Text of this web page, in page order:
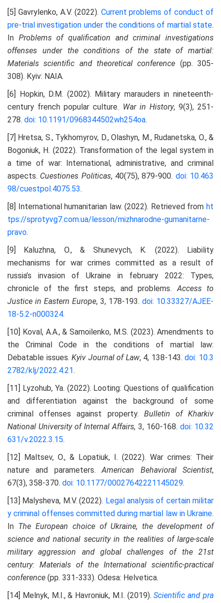
[5] Gavrylenko, A.V. (2022). Current problems of conduct of
pre-trial investigation under the conditions of martial state.
In Problems of qualification and criminal investigations
offenses under the conditions of the state of martial:
Materials scientific and theoretical conference (pp. 305-
308). Kyiv: NAIA.
[6] Hopkin, D.M. (2002). Military marauders in nineteenth-
century french popular culture. War in History, 9(3), 251-
278. doi: 10.1191/0968344502wh254oa.
[7] Hretsa, S., Tykhomyrov, D., Olashyn, M., Rudanetska, O., &
Bogoniuk, H. (2022). Transformation of the legal system in
a time of war: International, administrative, and criminal
aspects. Cuestiones Politicas, 40(75), 879-900. doi: 10.463
98/cuestpol.4075.53.
[8] International humanitarian law. (2022). Retrieved from ht
tps://sprotyvg7.com.ua/lesson/mizhnarodne-gumanitarne-
pravo.
[9] Kaluzhna, O., & Shunevych, K. (2022). Liability
mechanisms for war crimes committed as a result of
russia’s invasion of Ukraine in february 2022: Types,
chronicle of the first steps, and problems.Access to
Justice in Eastern Europe, 3, 178-193. doi: 10.33327/AJEE-
18-5.2-n000324.
[10] Koval, A.A., & Samoilenko, M.S. (2023). Amendments to
the Criminal Code in the conditions of martial law:
Debatable issues.Kyiv Journal of Law, 4, 138-143.doi: 10.3
2782/klj/2022.4.21.
[11] Lyzohub, Ya. (2022). Looting: Questions of qualification
and differentiation against the background of some
criminal offenses against property. Bulletin of Kharkiv
National University of Internal Affairs, 3, 160-168. doi: 10.32
631/v.2022.3.15.
[12] Maltsev, O., & Lopatiuk, I. (2022). War crimes: Their
nature and parameters.American Behavioral Scientist,
67(3), 358-370. doi: 10.1177/00027642221145029.
[13] Malysheva, M.V. (2022). Legal analysis of certain militar
y criminal offenses committed during martial law in Ukraine.
In The European choice of Ukraine, the development of
science and national security in the realities of large-scale
military aggression and global challenges of the 21st
century: Materials of the International scientific-practical
conference (pp. 331-333). Odesa: Helvetica.
[14] Melnyk, M.I., & Havroniuk, M.I. (2019).Scientific and pra